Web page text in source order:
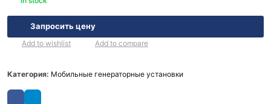
Запросить цену
Add to wishlist Add to compare
Категория: Мобильные генераторные установки